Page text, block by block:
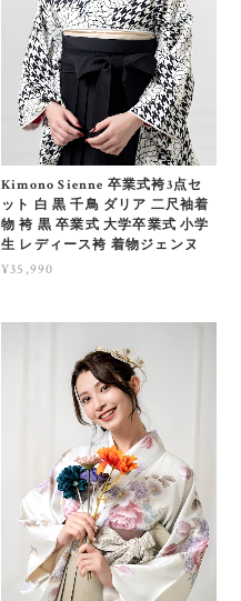
Kimono Sienne 卒業式袴3点セ
ット 白 黒 千鳥 ダリア 二尺袖着
物 袴 黒 卒業式 大学卒業式 小学
生 レディース袴 着物ジェンヌ
¥35,990